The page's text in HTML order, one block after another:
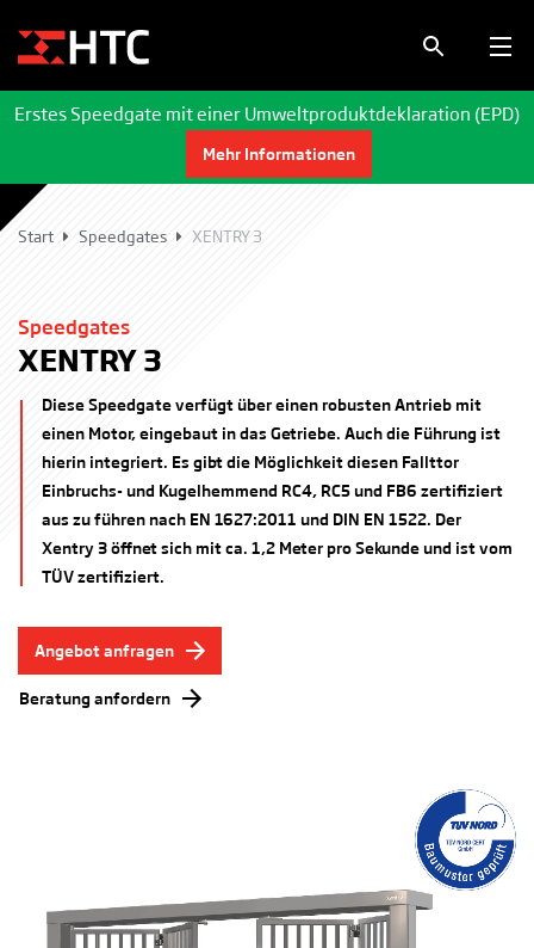
Erstes Speedgate mit einer Umweltproduktdeklaration (EPD)
Mehr Informationen
Start Speedgates XENTRY 3
Speedgates
XENTRY 3
Diese Speedgate verfügt über einen robusten Antrieb mit
einen Motor, eingebaut in das Getriebe. Auch die Führung ist
hierin integriert. Es gibt die Möglichkeit diesen Fallttor
Einbruchs- und Kugelhemmend RC4, RC5 und FB6 zertifiziert
aus zu führen nach EN 1627:2011 und DIN EN 1522. Der
Xentry 3 öffnet sich mit ca. 1,2 Meter pro Sekunde und ist vom
TÜV zertifiziert.
Angebot anfragen
Beratung anfordern